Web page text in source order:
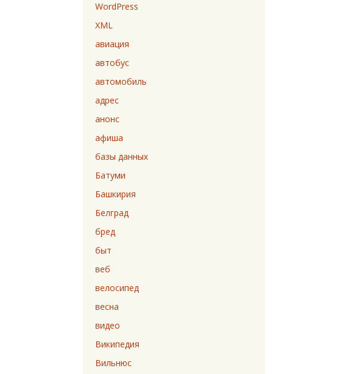
WordPress
XML
авиация
автобус
автомобиль
адрес
анонс
афиша
базы данных
Батуми
Башкирия
Белград
бред
быт
веб
велосипед
весна
видео
Википедия
Вильнюс